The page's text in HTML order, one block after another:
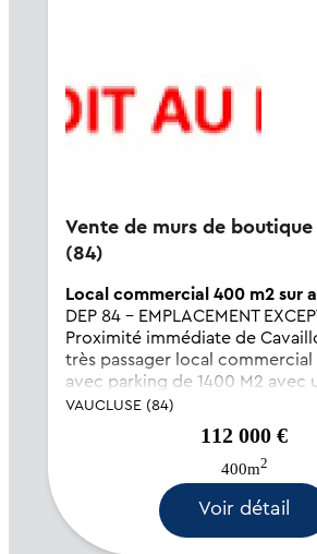
Vente de murs de boutique - Vaucluse
(84)
Local commercial 400 m2 sur
DEP 84 - EMPLACEMENT
Proximité immédiate de
très passager local commercial
avec parking de 1400 M2 avec
excellente visibilité -
activité de commerce de détail
VAUCLUSE (84)
112 000 €
400m2
Voir détail